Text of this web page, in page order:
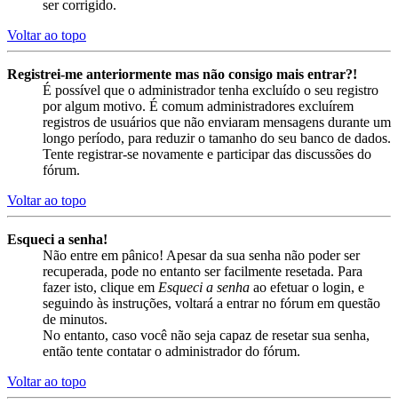
ser corrigido.
Voltar ao topo
Registrei-me anteriormente mas não consigo mais entrar?!
É possível que o administrador tenha excluído o seu registro
por algum motivo. É comum administradores excluírem
registros de usuários que não enviaram mensagens durante um
longo período, para reduzir o tamanho do seu banco de dados.
Tente registrar-se novamente e participar das discussões do
fórum.
Voltar ao topo
Esqueci a senha!
Não entre em pânico! Apesar da sua senha não poder ser
recuperada, pode no entanto ser facilmente resetada. Para
fazer isto, clique em Esqueci a senha ao efetuar o login, e
seguindo às instruções, voltará a entrar no fórum em questão
de minutos.
No entanto, caso você não seja capaz de resetar sua senha,
então tente contatar o administrador do fórum.
Voltar ao topo